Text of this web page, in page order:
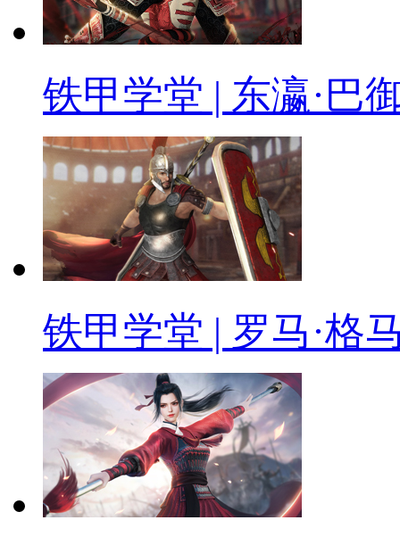
铁甲学堂 | 东瀛·巴
铁甲学堂 | 罗马·格